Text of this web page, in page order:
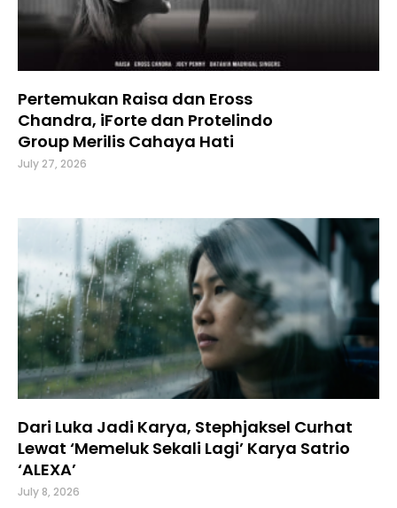
Pertemukan Raisa dan Eross
Chandra, iForte dan Protelindo
Group Merilis Cahaya Hati
July 27, 2026
Dari Luka Jadi Karya, Stephjaksel Curhat
Lewat ‘Memeluk Sekali Lagi’ Karya Satrio
‘ALEXA’
July 8, 2026